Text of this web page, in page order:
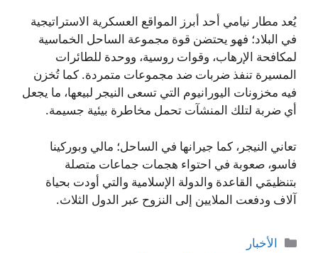
يُعد مطار نيامي أحد أبرز المواقع العسكرية الاستراتيجية
في البلاد؛ فهو يحتضن قوة مجموعة الساحل الخماسية
لمكافحة الإرهاب، وقوات روسية، ووحدة للطائرات
المسيرة تنفذ ضربات ضد مجموعات متمردة. كما تُخزن
فيه مخزونات اليورانيوم التي تسعى النيجر لبيعها، ما يجعل
أي ضربة لتلك المنشآت تحمل مخاطرة بيئية جسيمة.
تعاني النيجر، كما جيرانها في الساحل؛ مالي وبوركينا
فاسو، صعوبة في احتواء هجمات جماعات متصلة
بتنظيمَي القاعدة والدولة الإسلامية والتي أودت بحياة
آلاف ودفعت الملايين إلى النزوح عبر الدول الثلاث.
التصنيفات
الأخبار